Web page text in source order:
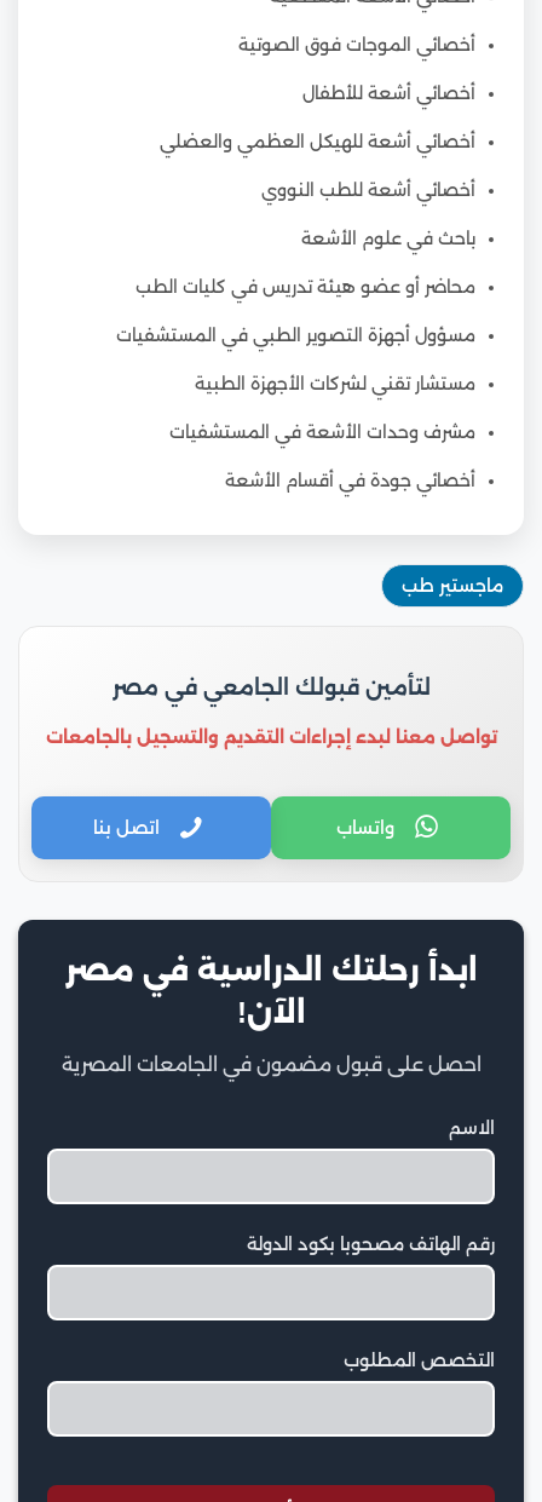
أخصائي الموجات فوق الصوتية
أخصائي أشعة للأطفال
أخصائي أشعة للهيكل العظمي والعضلي
أخصائي أشعة للطب النووي
باحث في علوم الأشعة
محاضر أو عضو هيئة تدريس في كليات الطب
مسؤول أجهزة التصوير الطبي في المستشفيات
مستشار تقني لشركات الأجهزة الطبية
مشرف وحدات الأشعة في المستشفيات
أخصائي جودة في أقسام الأشعة
ماجستير طب
لتأمين قبولك الجامعي في مصر
تواصل معنا لبدء إجراءات التقديم والتسجيل بالجامعات
واتساب اتصل بنا
ابدأ رحلتك الدراسية في مصر
الآن!
احصل على قبول مضمون في الجامعات المصرية
الاسم
رقم الهاتف مصحوبا بكود الدولة
التخصص المطلوب